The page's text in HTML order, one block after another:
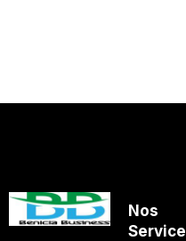
Nos
Service